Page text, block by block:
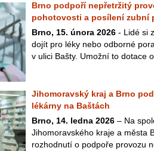
Brno podpoří nepřetržitý
pohotovosti a posílení zubní
Brno, 15. února 2026 - Lidé si
dojít pro léky nebo odborné
v ulici Bašty. Umožní to dotace
Jihomoravský kraj a Brno
lékárny na Baštách
Brno, 14. ledna 2026 – Na
Jihomoravského kraje a města
rozhodnutí o podpoře provozu